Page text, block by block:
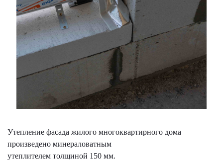
Утепление фасада жилого многоквартирного дома
произведено минераловатным
утеплителем толщиной 150 мм.